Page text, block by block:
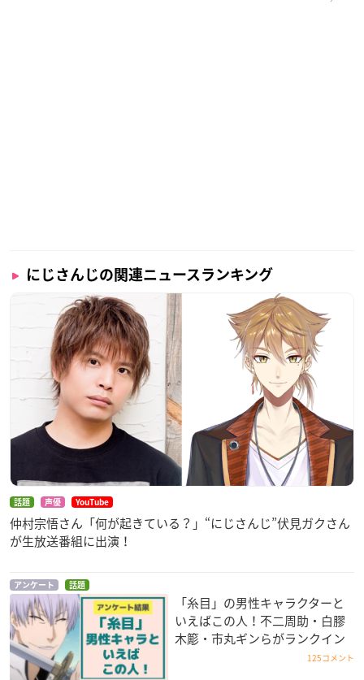
にじさんじの関連ニュースランキング
話題 声優 YouTube
仲村宗悟さん「何が起きている？」“にじさんじ”伏見ガクさん
が生放送番組に出演！
アンケート 話題
「糸目」の男性キャラクターと
いえばこの人！不二周助・白膠
木簓・市丸ギンらがランクイン
125コメント